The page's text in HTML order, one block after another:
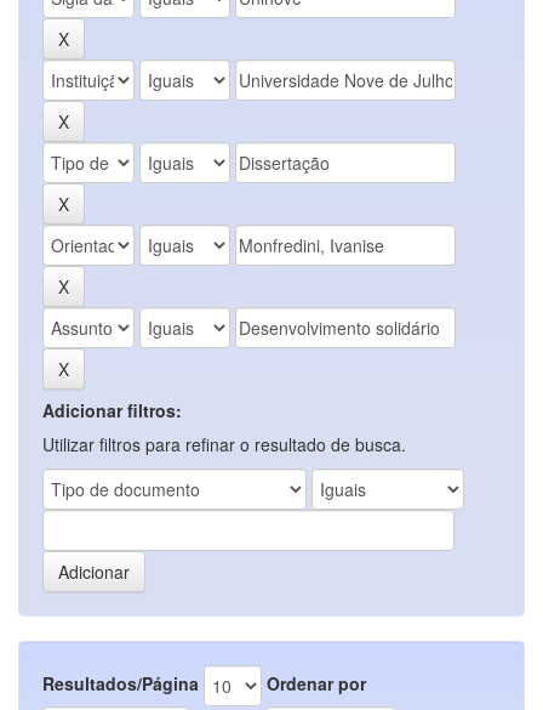
Adicionar filtros:
Utilizar filtros para refinar o resultado de busca.
Resultados/Página Ordenar por